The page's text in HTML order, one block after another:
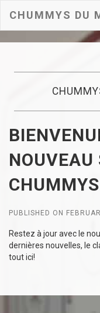
CHUMMYS DU
NOUVEAU
PUBLISHED ON
Restez à jour avec le
dernières nouvelles, le
tout ici!